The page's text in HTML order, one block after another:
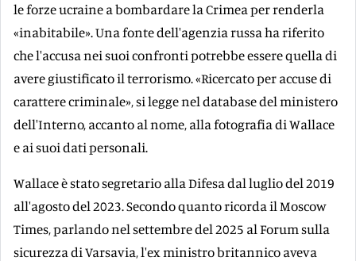
le forze ucraine a bombardare la Crimea per renderla
«inabitabile». Una fonte dell'agenzia russa ha riferito
che l'accusa nei suoi confronti potrebbe essere quella di
avere giustificato il terrorismo. «Ricercato per accuse di
carattere criminale», si legge nel database del ministero
dell'Interno, accanto al nome, alla fotografia di Wallace
e ai suoi dati personali.
Wallace è stato segretario alla Difesa dal luglio del 2019
all'agosto del 2023. Secondo quanto ricorda il Moscow
Times, parlando nel settembre del 2025 al Forum sulla
sicurezza di Varsavia, l'ex ministro britannico aveva